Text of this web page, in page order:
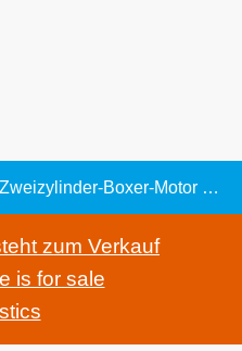
Daimler F 7502: luftgekühlter Zweizylinder-Boxer-Motor von Ferdinand Porsche
zum Verkauf
is for sale